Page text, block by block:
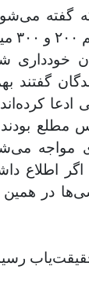
گفته
۲۰۰ و ۳۰۰
خود‌داری
گفتند
ادعا
مطلع
مواجه
اطلاع
در همین
حقیقت‌یاب